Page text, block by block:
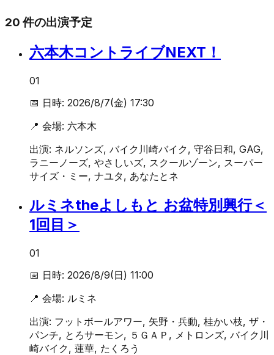
20 件の出演予定
六本木コントライブNEXT！
01
📅 日時: 2026/8/7(金) 17:30
📍 会場: 六本木
出演: ネルソンズ, バイク川崎バイク, 守谷日和, GAG,
ラニーノーズ, やさしいズ, スクールゾーン, スーパー
サイズ・ミー, ナユタ, あなたとネ
ルミネtheよしもと お盆特別興行＜
1回目＞
01
📅 日時: 2026/8/9(日) 11:00
📍 会場: ルミネ
出演: フットボールアワー, 矢野・兵動, 桂かい枝, ザ・
パンチ, とろサーモン, ５ＧＡＰ, メトロンズ, バイク川
崎バイク, 蓮華, たくろう